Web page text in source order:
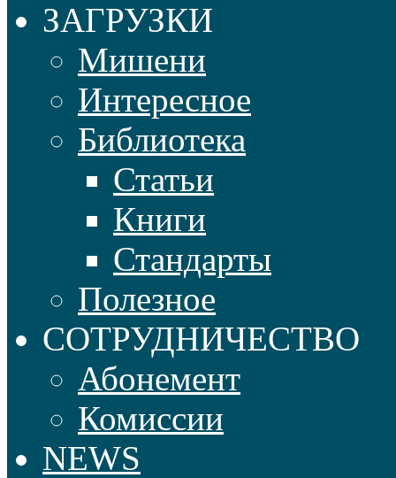
ЗАГРУЗКИ
Мишени
Интересное
Библиотека
Статьи
Книги
Стандарты
Полезное
СОТРУДНИЧЕСТВО
Абонемент
Комиссии
NEWS